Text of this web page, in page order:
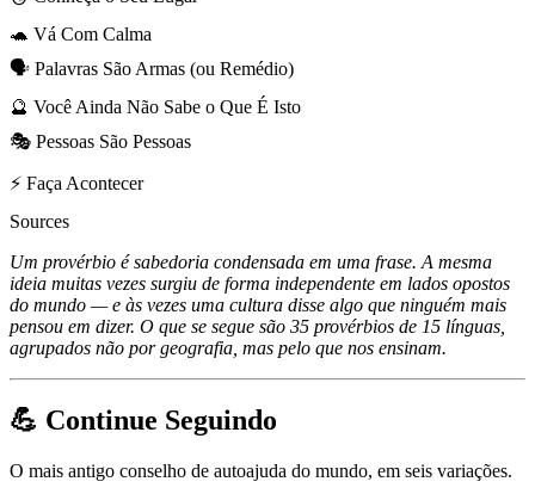
🐢 Vá Com Calma
🗣️ Palavras São Armas (ou Remédio)
🔮 Você Ainda Não Sabe o Que É Isto
🎭 Pessoas São Pessoas
⚡ Faça Acontecer
Sources
Um provérbio é sabedoria condensada em uma frase. A mesma
ideia muitas vezes surgiu de forma independente em lados opostos
do mundo — e às vezes uma cultura disse algo que ninguém mais
pensou em dizer. O que se segue são 35 provérbios de 15 línguas,
agrupados não por geografia, mas pelo que nos ensinam.
💪 Continue Seguindo
O mais antigo conselho de autoajuda do mundo, em seis variações.